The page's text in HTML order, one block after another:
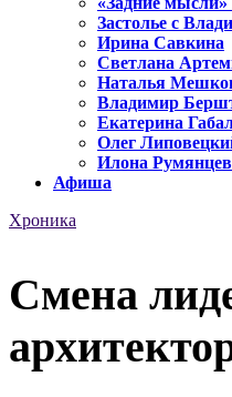
Застолье с
Ирина Савкина
Светлана
Наталья
Владимир
Екатерина
Олег
Илона
Афиша
Хроника
Смена